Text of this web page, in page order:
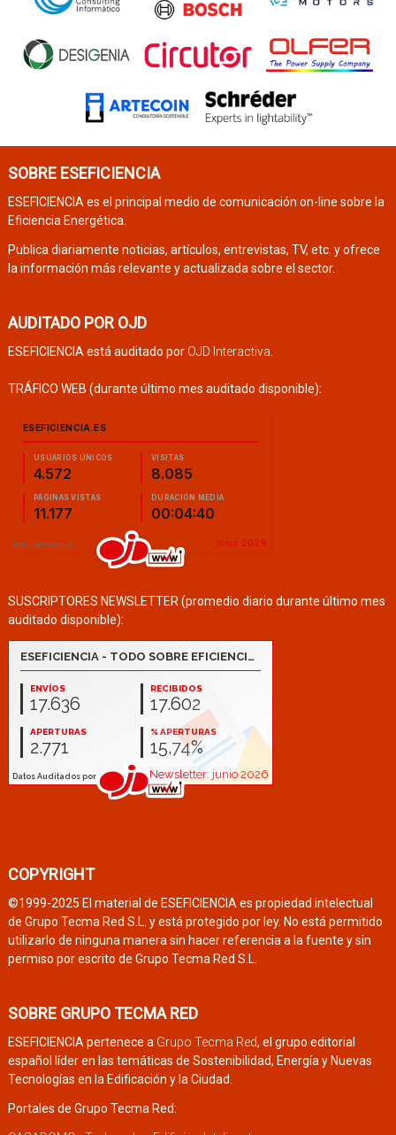
SOBRE ESEFICIENCIA
ESEFICIENCIA es el principal medio de comunicación on-line sobre la
Eficiencia Energética.
Publica diariamente noticias, artículos, entrevistas, TV, etc. y ofrece
la información más relevante y actualizada sobre el sector.
AUDITADO POR OJD
ESEFICIENCIA está auditado por OJD Interactiva
TRÁFICO WEB (durante último mes auditado disponible):
SUSCRIPTORES NEWSLETTER (promedio diario durante último mes
auditado disponible):
COPYRIGHT
©1999-2025 El material de ESEFICIENCIA es propiedad intelectual
de Grupo Tecma Red S.L. y está protegido por ley. No está permitido
utilizarlo de ninguna manera sin hacer referencia a la fuente y sin
permiso por escrito de Grupo Tecma Red S.L.
SOBRE GRUPO TECMA RED
ESEFICIENCIA pertenece a Grupo Tecma Red, el grupo editorial
español líder en las temáticas de Sostenibilidad, Energía y Nuevas
Tecnologías en la Edificación y la Ciudad.
Portales de Grupo Tecma Red: